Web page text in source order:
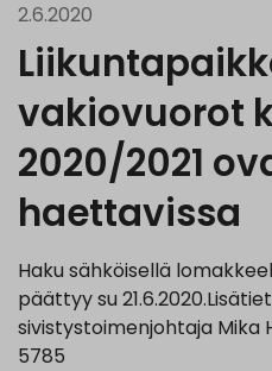
2.6.2020
vakiovuorot
2020/2021
haettavissa
Haku sähköisellä
päättyy su
sivistystoimenjohtaja Mika
5785